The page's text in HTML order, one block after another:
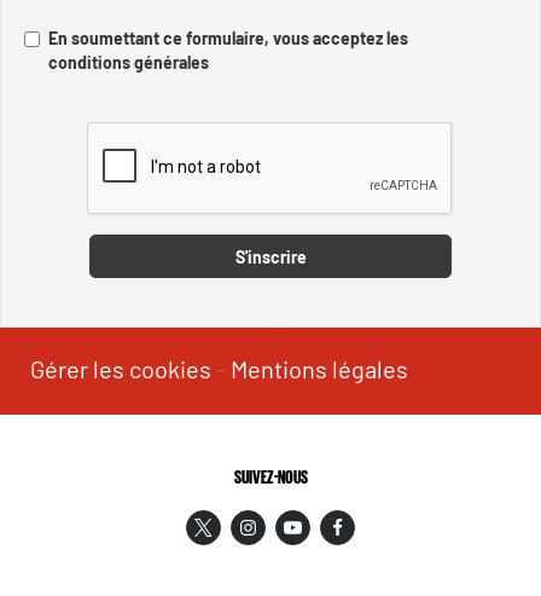
En soumettant ce formulaire, vous acceptez les
conditions générales
S'inscrire
Gérer les cookies - Mentions légales
SUIVEZ-NOUS